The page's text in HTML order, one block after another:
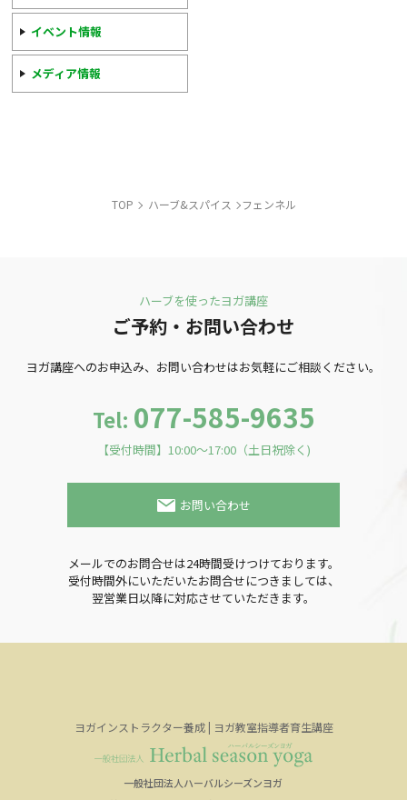
イベント情報
メディア情報
TOP ハーブ&スパイス フェンネル
ハーブを使ったヨガ講座
ご予約・お問い合わせ
ヨガ講座へのお申込み、お問い合わせはお気軽にご相談ください。
Tel: 077-585-9635
【受付時間】10:00～17:00（土日祝除く)
お問い合わせ
メールでのお問合せは24時間受けつけております。
受付時間外にいただいたお問合せにつきましては、
翌営業日以降に対応させていただきます。
ヨガインストラクター養成 | ヨガ教室指導者育生講座
一般社団法人ハーバルシーズンヨガ